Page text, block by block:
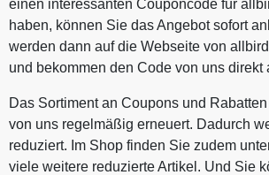
einen interessanten Couponcode für
haben, können Sie das Angebot sofort
werden dann auf die Webseite von
und bekommen den Code von uns direkt
Das Sortiment an Coupons und
von uns regelmäßig erneuert. Dadurch
reduziert. Im Shop finden Sie zudem
viele weitere reduzierte Artikel. Und Sie